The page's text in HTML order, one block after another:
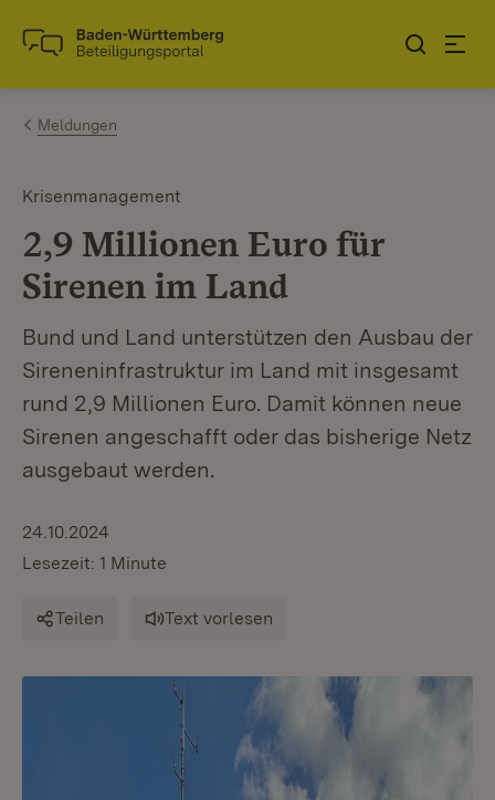
Zum Inhalt springen
Link zur Startseite
Meldungen
Krisenmanagement
2,9 Millionen Euro für
Sirenen im Land
Bund und Land unterstützen den Ausbau der
Sireneninfrastruktur im Land mit insgesamt
rund 2,9 Millionen Euro. Damit können neue
Sirenen angeschafft oder das bisherige Netz
ausgebaut werden.
24.10.2024
Lesezeit: 1 Minute
Teilen Text vorlesen